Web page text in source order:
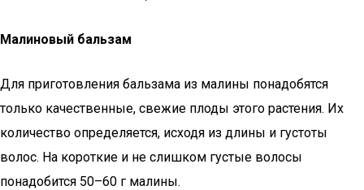
Малиновый бальзам
Для приготовления бальзама из малины понадобятся
только качественные, свежие плоды этого растения. Их
количество определяется, исходя из длины и густоты
волос. На короткие и не слишком густые волосы
понадобится 50–60 г малины.